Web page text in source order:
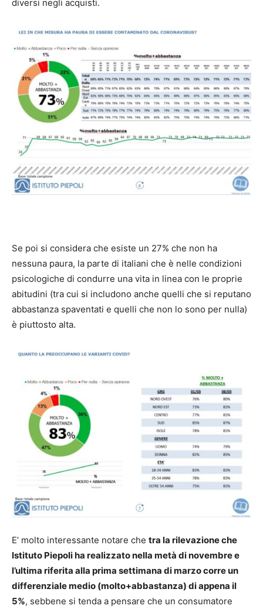
diversi negli acquisti.
Se poi si considera che esiste un 27% che non ha
nessuna paura, la parte di italiani che è nelle condizioni
psicologiche di condurre una vita in linea con le proprie
abitudini (tra cui si includono anche quelli che si reputano
abbastanza spaventati e quelli che non lo sono per nulla)
è piuttosto alta.
E’ molto interessante notare che tra la rilevazione che
Istituto Piepoli ha realizzato nella metà di novembre e
l’ultima riferita alla prima settimana di marzo corre un
differenziale medio (molto+abbastanza) di appena il
5%, sebbene si tenda a pensare che un consumatore